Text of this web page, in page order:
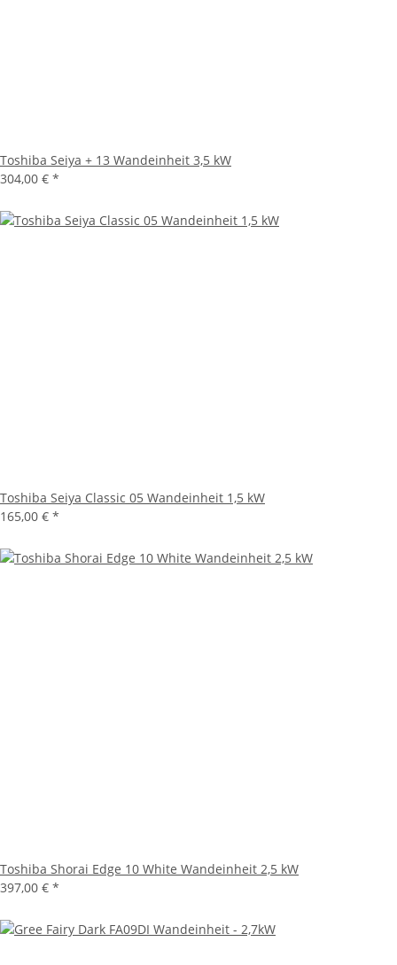
Toshiba Seiya + 13 Wandeinheit 3,5 kW
304,00 € *
Toshiba Seiya Classic 05 Wandeinheit 1,5 kW
165,00 € *
Toshiba Shorai Edge 10 White Wandeinheit 2,5 kW
397,00 € *